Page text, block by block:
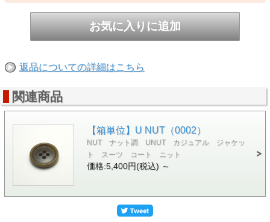
返品についての詳細はこちら
関連商品
【箱単位】U NUT（0002）
NUT ナット調 UNUT カジュアル ジャケッ
ト スーツ コート ニット
価格:5,400円(税込) ～